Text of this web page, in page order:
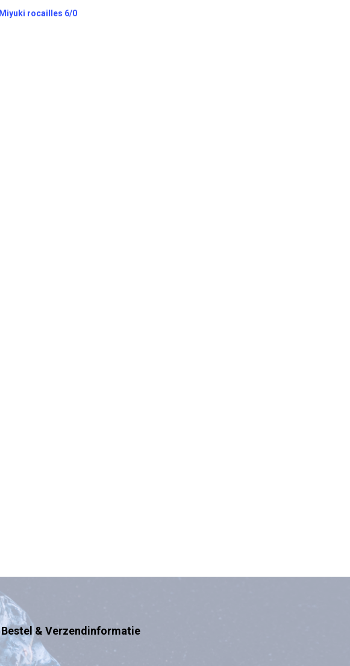
Miyuki rocailles 6/0
Bestel & Verzendinformatie